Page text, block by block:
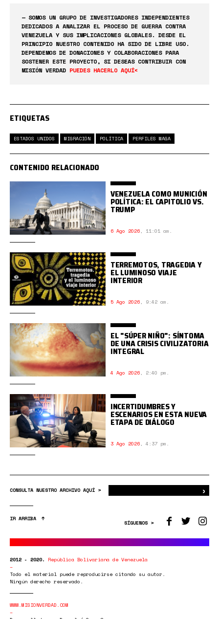
— SOMOS UN GRUPO DE INVESTIGADORES INDEPENDIENTES
DEDICADOS A ANALIZAR EL PROCESO DE GUERRA CONTRA
VENEZUELA Y SUS IMPLICACIONES GLOBALES. DESDE EL
PRINCIPIO NUESTRO CONTENIDO HA SIDO DE LIBRE USO.
DEPENDEMOS DE DONACIONES Y COLABORACIONES PARA
SOSTENER ESTE PROYECTO, SI DESEAS CONTRIBUIR CON
MISIÓN VERDAD PUEDES HACERLO AQUÍ<
ETIQUETAS
ESTADOS UNIDOS MIGRACIÓN POLÍTICA PERFILES MAGA
CONTENIDO RELACIONADO
VENEZUELA COMO MUNICIÓN
POLÍTICA: EL CAPITOLIO VS.
TRUMP
6 Ago 2026, 11:01 am.
TERREMOTOS, TRAGEDIA Y
EL LUMINOSO VIAJE
INTERIOR
5 Ago 2026, 9:42 am.
EL "SÚPER NIÑO": SÍNTOMA
DE UNA CRISIS CIVILIZATORIA
INTEGRAL
4 Ago 2026, 2:40 pm.
INCERTIDUMBRES Y
ESCENARIOS EN ESTA NUEVA
ETAPA DE DIÁLOGO
3 Ago 2026, 4:37 pm.
CONSULTA NUESTRO ARCHIVO AQUÍ > ›
IR ARRIBA
SÍGUENOS >
2012 - 2020. República Bolivariana de Venezuela
Todo el material puede reproducirse citando su autor.
Ningún derecho reservado.
WWW.MISIONVERDAD.COM